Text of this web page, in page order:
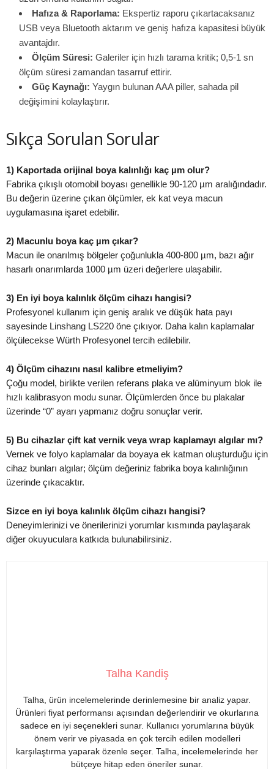
Hafıza & Raporlama: Ekspertiz raporu çıkartacaksanız
USB veya Bluetooth aktarım ve geniş hafıza kapasitesi büyük
avantajdır.
Ölçüm Süresi: Galeriler için hızlı tarama kritik; 0,5-1 sn
ölçüm süresi zamandan tasarruf ettirir.
Güç Kaynağı: Yaygın bulunan AAA piller, sahada pil
değişimini kolaylaştırır.
Sıkça Sorulan Sorular
1) Kaportadaorijinal boya kalınlığı kaç µm olur?
Fabrika çıkışlı otomobil boyası genellikle 90-120 µm aralığındadır.
Bu değerin üzerine çıkan ölçümler, ek kat veya macun
uygulamasına işaret edebilir.
2) Macunlu boyakaç µm çıkar?
Macun ile onarılmış bölgeler çoğunlukla 400-800 µm, bazı ağır
hasarlı onarımlarda 1000 µm üzeri değerlere ulaşabilir.
3) En iyi boya kalınlık ölçüm cihazı hangisi?
Profesyonel kullanım için geniş aralık ve düşük hata payı
sayesinde Linshang LS220 öne çıkıyor. Daha kalın kaplamalar
ölçülecekse Würth Profesyonel tercih edilebilir.
4) Ölçüm cihazını nasıl kalibre etmeliyim?
Çoğu model, birlikte verilen referans plaka ve alüminyum blok ile
hızlı kalibrasyon modu sunar. Ölçümlerden önce bu plakalar
üzerinde “0” ayarı yapmanız doğru sonuçlar verir.
5) Bu cihazlar çift kat vernik veyawrap kaplamayı algılar mı?
Vernek ve folyo kaplamalar da boyaya ek katman oluşturduğu için
cihaz bunları algılar; ölçüm değeriniz fabrika boya kalınlığının
üzerinde çıkacaktır.
Sizce en iyi boya kalınlık ölçüm cihazı hangisi?
Deneyimlerinizi ve önerilerinizi yorumlar kısmında paylaşarak
diğer okuyuculara katkıda bulunabilirsiniz.
Talha Kandiş
Talha, ürün incelemelerinde derinlemesine bir analiz yapar.
Ürünleri fiyat performansı açısından değerlendirir ve okurlarına
sadece en iyi seçenekleri sunar. Kullanıcı yorumlarına büyük
önem verir ve piyasada en çok tercih edilen modelleri
karşılaştırma yaparak özenle seçer. Talha, incelemelerinde her
bütçeye hitap eden öneriler sunar.